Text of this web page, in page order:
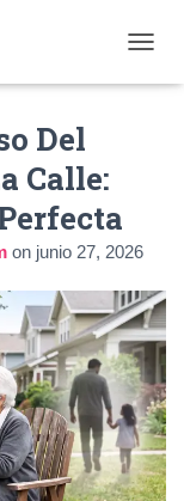
Del
Calle:
on junio 27, 2026